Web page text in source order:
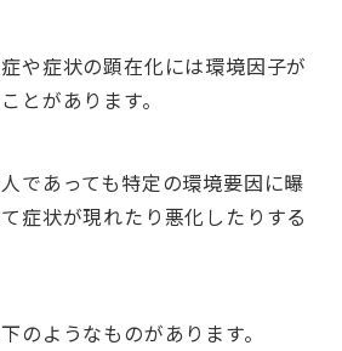
や症状の顕在化には環境因子が
とがあります。
であっても特定の環境要因に曝
症状が現れたり悪化したりする
のようなものがあります。